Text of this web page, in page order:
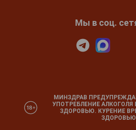
Мы в соц.
МИНЗДРАВ
УПОТРЕБЛЕНИЕ
ЗДОРОВЬЮ. КУРЕНИЕ